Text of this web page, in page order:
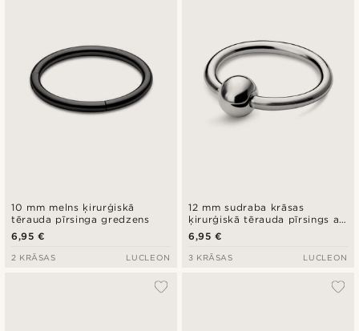
10 mm melns ķirurģiskā
tērauda pīrsinga gredzens
6,95 €
2 KRĀSAS LUCLEON
12 mm sudraba krāsas
ķirurģiskā tērauda pīrsings ar
bumbiņu
6,95 €
3 KRĀSAS LUCLEON